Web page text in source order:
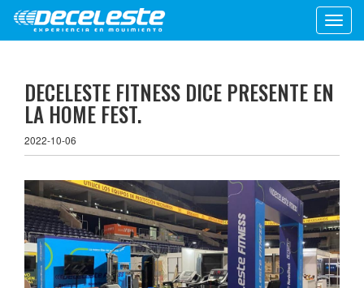
DECELESTE FITNESS DICE PRESENTE EN
LA HOME FEST.
2022-10-06